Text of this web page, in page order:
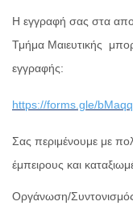
Η εγγραφή σας στα
Τμήμα Μαιευτικής
εγγραφής:
https://forms.gle/
Σας περιμένουμε με
έμπειρους και
Οργάνωση/